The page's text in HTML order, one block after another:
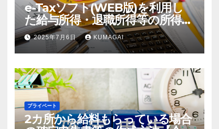
e-Taxソフト(WEB版)を利用し
た給与所得・退職所得等の所得税
徴収高計算書の作成方法【令和7
年；2025年分】(創業4年目)
2025年7月6日 KUMAGAI
プライベート
2カ所から給料もらっている場合